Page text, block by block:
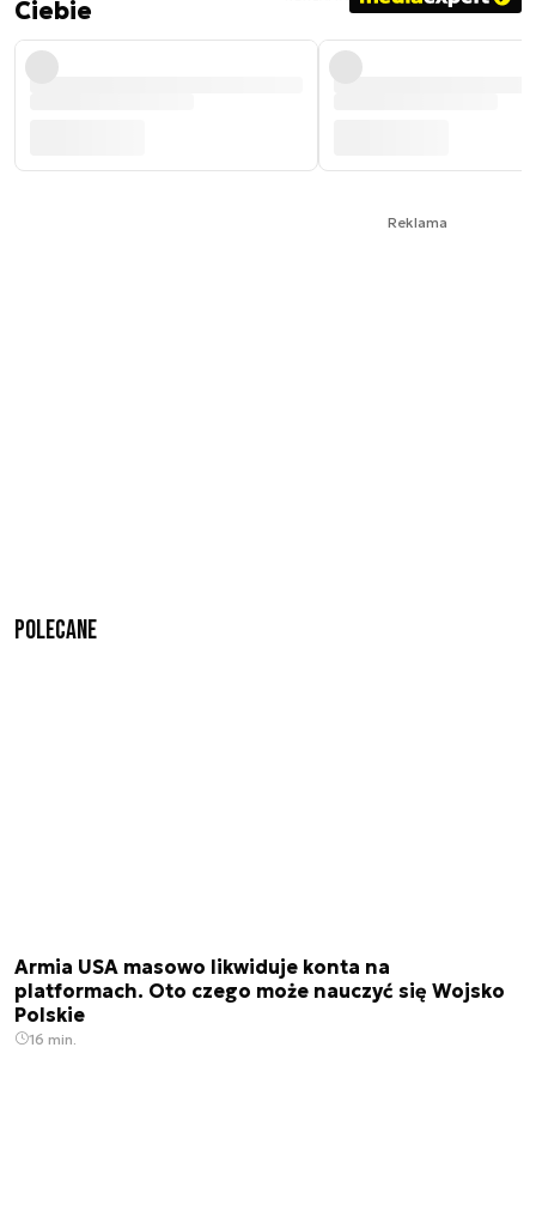
Ciebie
Reklama
Polecane
Armia USA masowo likwiduje konta na
platformach. Oto czego może nauczyć się Wojsko
Polskie
16 min.